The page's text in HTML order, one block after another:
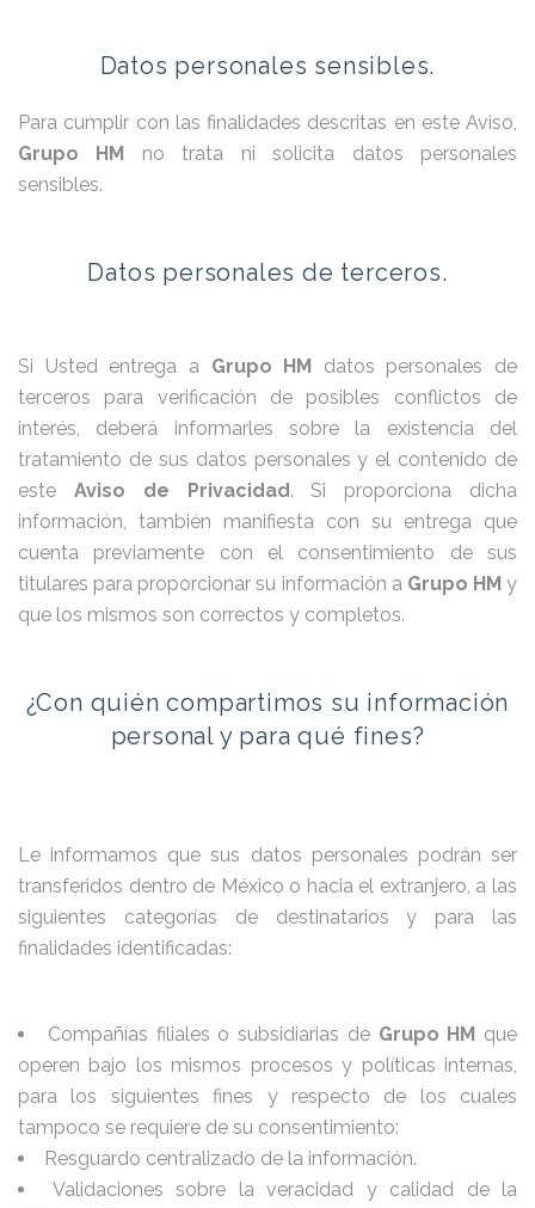
Datos personales sensibles.
Para cumplir con las finalidades descritas en este Aviso,
Grupo HM
no trata ni solicita datos personales
sensibles.
Datos personales de terceros.
Si Usted entrega a Grupo HM
datos personales de
terceros para verificación de posibles conflictos de
interés, deberá informarles sobre la existencia del
tratamiento de sus datos personales y el contenido de
este Aviso de Privacidad. Si proporciona dicha
información, también manifiesta con su entrega que
cuenta previamente con el consentimiento de sus
titulares para proporcionar su información a Grupo HM y
que los mismos son correctos y completos.
¿Con quién compartimos su información
personal y para qué fines?
Le informamos que sus datos personales podrán ser
transferidos dentro de México o hacia el extranjero, a las
siguientes categorías de destinatarios y para las
finalidades identificadas:
Compañías filiales o subsidiarias de Grupo HM que
operen bajo los mismos procesos y políticas internas,
para los siguientes fines y respecto de los cuales
tampoco se requiere de su consentimiento:
Resguardo centralizado de la información.
Validaciones sobre la veracidad y calidad de la